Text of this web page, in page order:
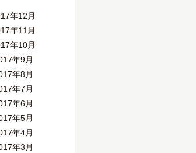
年12月
年11月
年10月
年9月
年8月
年7月
年6月
年5月
年4月
年3月